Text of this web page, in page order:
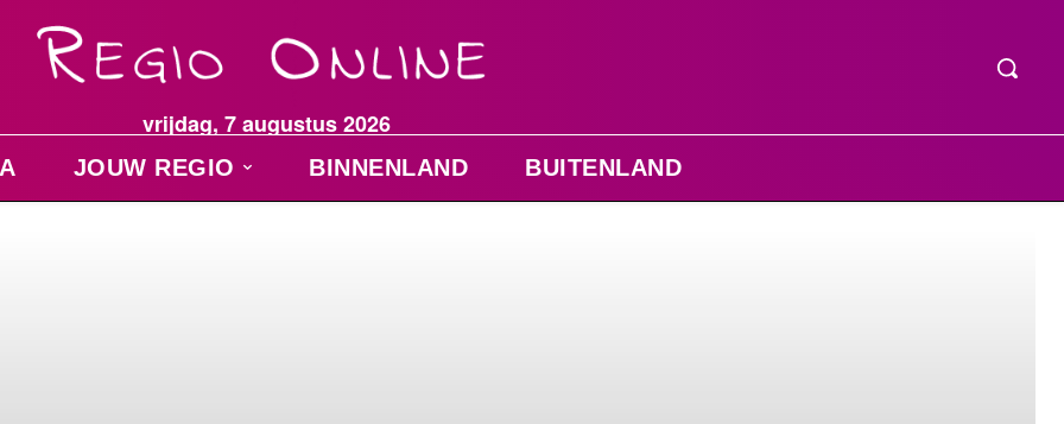
vrijdag, 7 augustus 2026
JOUW REGIO BINNENLAND BUITENLAND